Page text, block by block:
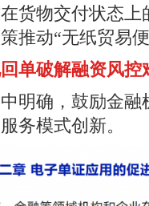
货物交付状态
推动“无纸贸易
单破解融资风控
明确，鼓励金
务模式创新。